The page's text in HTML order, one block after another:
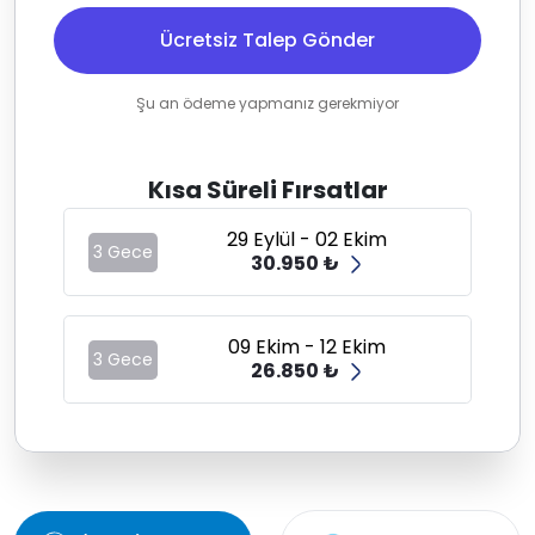
Ücretsiz Talep Gönder
Şu an ödeme yapmanız gerekmiyor
Kısa Süreli Fırsatlar
3 Gece
29 Eylül - 02 Ekim
30.950 ₺
3 Gece
09 Ekim - 12 Ekim
26.850 ₺